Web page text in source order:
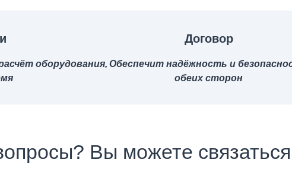
оборудования,
Договор
Обеспечит надёжность и
обеих сторон
Вы можете